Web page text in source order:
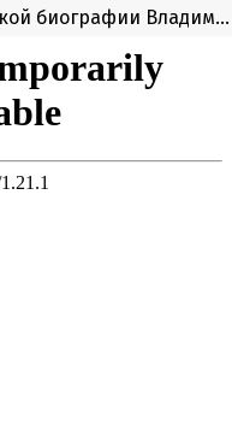
Новые страницы в творческой биографии Владимира Гавриловича Казанцева: Екатеринбург – Санкт-Петербург – Полтава